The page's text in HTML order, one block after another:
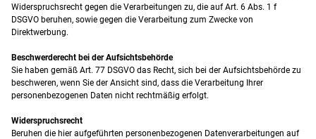
Widerspruchsrecht gegen die Verarbeitungen zu, die auf Art. 6 Abs. 1 f
DSGVO beruhen, sowie gegen die Verarbeitung zum Zwecke von
Direktwerbung.
Beschwerderecht bei der Aufsichtsbehörde
Sie haben gemäß Art. 77 DSGVO das Recht, sich bei der Aufsichtsbehörde zu
beschweren, wenn Sie der Ansicht sind, dass die Verarbeitung Ihrer
personenbezogenen Daten nicht rechtmäßig erfolgt.
Widerspruchsrecht
Beruhen die hier aufgeführten personenbezogenen Datenverarbeitungen auf